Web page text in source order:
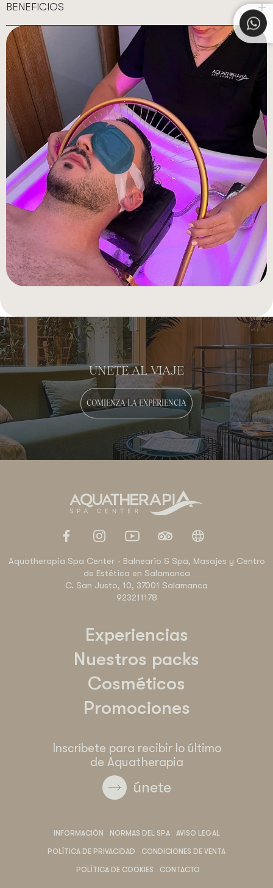
BENEFICIOS
ÚNETE AL VIAJE
COMIENZA LA EXPERIENCIA
Aquatherapia Spa Center - Balneario & Spa, Masajes y Centro
de Estética en Salamanca
C. San Justo, 10, 37001 Salamanca
923211178
Experiencias
Nuestros packs
Cosméticos
Promociones
Inscríbete para recibir lo último
de Aquatherapia
únete
INFORMACIÓN NORMAS DEL SPA AVISO LEGAL
POLÍTICA DE PRIVACIDAD CONDICIONES DE VENTA
POLÍTICA DE COOKIES CONTACTO